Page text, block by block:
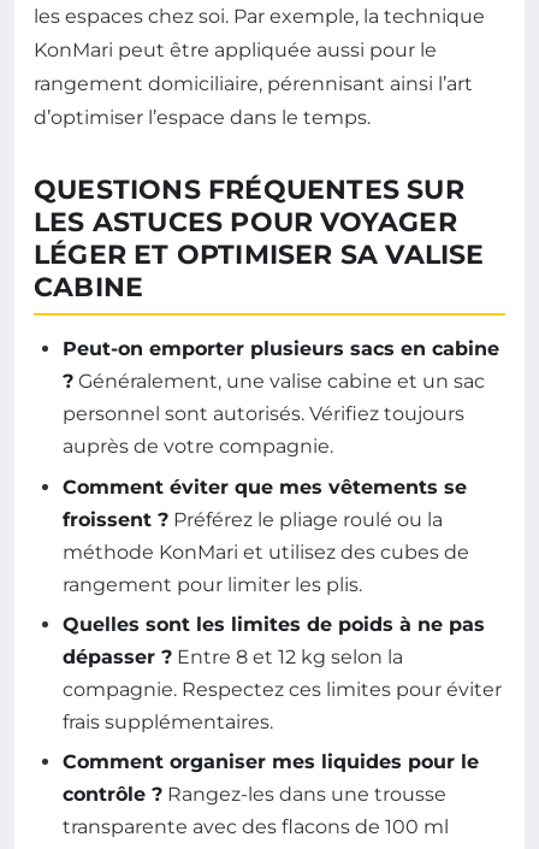
les espaces chez soi. Par exemple, la technique
KonMari peut être appliquée aussi pour le
rangement domiciliaire, pérennisant ainsi l’art
d’optimiser l’espace dans le temps.
QUESTIONS FRÉQUENTES SUR
LES ASTUCES POUR VOYAGER
LÉGER ET OPTIMISER SA VALISE
CABINE
Peut-on emporter plusieurs sacs en cabine
? Généralement, une valise cabine et un sac
personnel sont autorisés. Vérifiez toujours
auprès de votre compagnie.
Comment éviter que mes vêtements se
froissent ? Préférez le pliage roulé ou la
méthode KonMari et utilisez des cubes de
rangement pour limiter les plis.
Quelles sont les limites de poids à ne pas
dépasser ? Entre 8 et 12 kg selon la
compagnie. Respectez ces limites pour éviter
frais supplémentaires.
Comment organiser mes liquides pour le
contrôle ? Rangez-les dans une trousse
transparente avec des flacons de 100 ml